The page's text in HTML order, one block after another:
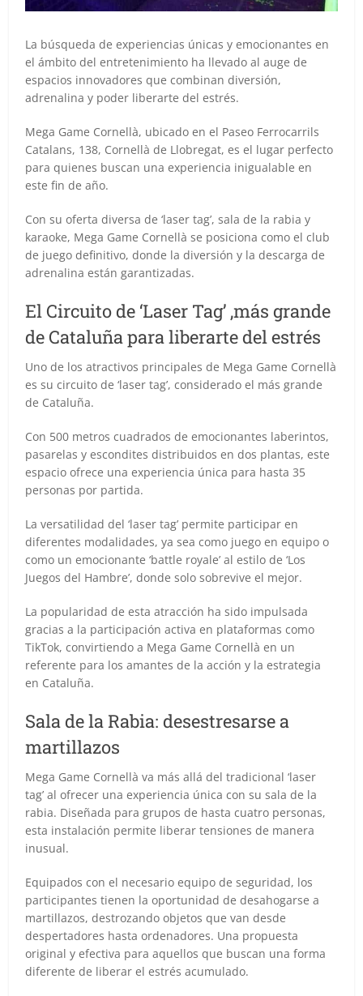
La búsqueda de experiencias únicas y emocionantes en
el ámbito del entretenimiento ha llevado al auge de
espacios innovadores que combinan diversión,
adrenalina y poder liberarte del estrés.
Mega Game Cornellà, ubicado en el Paseo Ferrocarrils
Catalans, 138, Cornellà de Llobregat, es el lugar perfecto
para quienes buscan una experiencia inigualable en
este fin de año.
Con su oferta diversa de ‘laser tag’, sala de la rabia y
karaoke, Mega Game Cornellà se posiciona como el club
de juego definitivo, donde la diversión y la descarga de
adrenalina están garantizadas.
El Circuito de ‘Laser Tag’ ,más grande
de Cataluña para liberarte del estrés
Uno de los atractivos principales de Mega Game Cornellà
es su circuito de ‘laser tag’, considerado el más grande
de Cataluña.
Con 500 metros cuadrados de emocionantes laberintos,
pasarelas y escondites distribuidos en dos plantas, este
espacio ofrece una experiencia única para hasta 35
personas por partida.
La versatilidad del ‘laser tag’ permite participar en
diferentes modalidades, ya sea como juego en equipo o
como un emocionante ‘battle royale’ al estilo de ‘Los
Juegos del Hambre’, donde solo sobrevive el mejor.
La popularidad de esta atracción ha sido impulsada
gracias a la participación activa en plataformas como
TikTok, convirtiendo a Mega Game Cornellà en un
referente para los amantes de la acción y la estrategia
en Cataluña.
Sala de la Rabia: desestresarse a
martillazos
Mega Game Cornellà va más allá del tradicional ‘laser
tag’ al ofrecer una experiencia única con su sala de la
rabia. Diseñada para grupos de hasta cuatro personas,
esta instalación permite liberar tensiones de manera
inusual.
Equipados con el necesario equipo de seguridad, los
participantes tienen la oportunidad de desahogarse a
martillazos, destrozando objetos que van desde
despertadores hasta ordenadores. Una propuesta
original y efectiva para aquellos que buscan una forma
diferente de liberar el estrés acumulado.